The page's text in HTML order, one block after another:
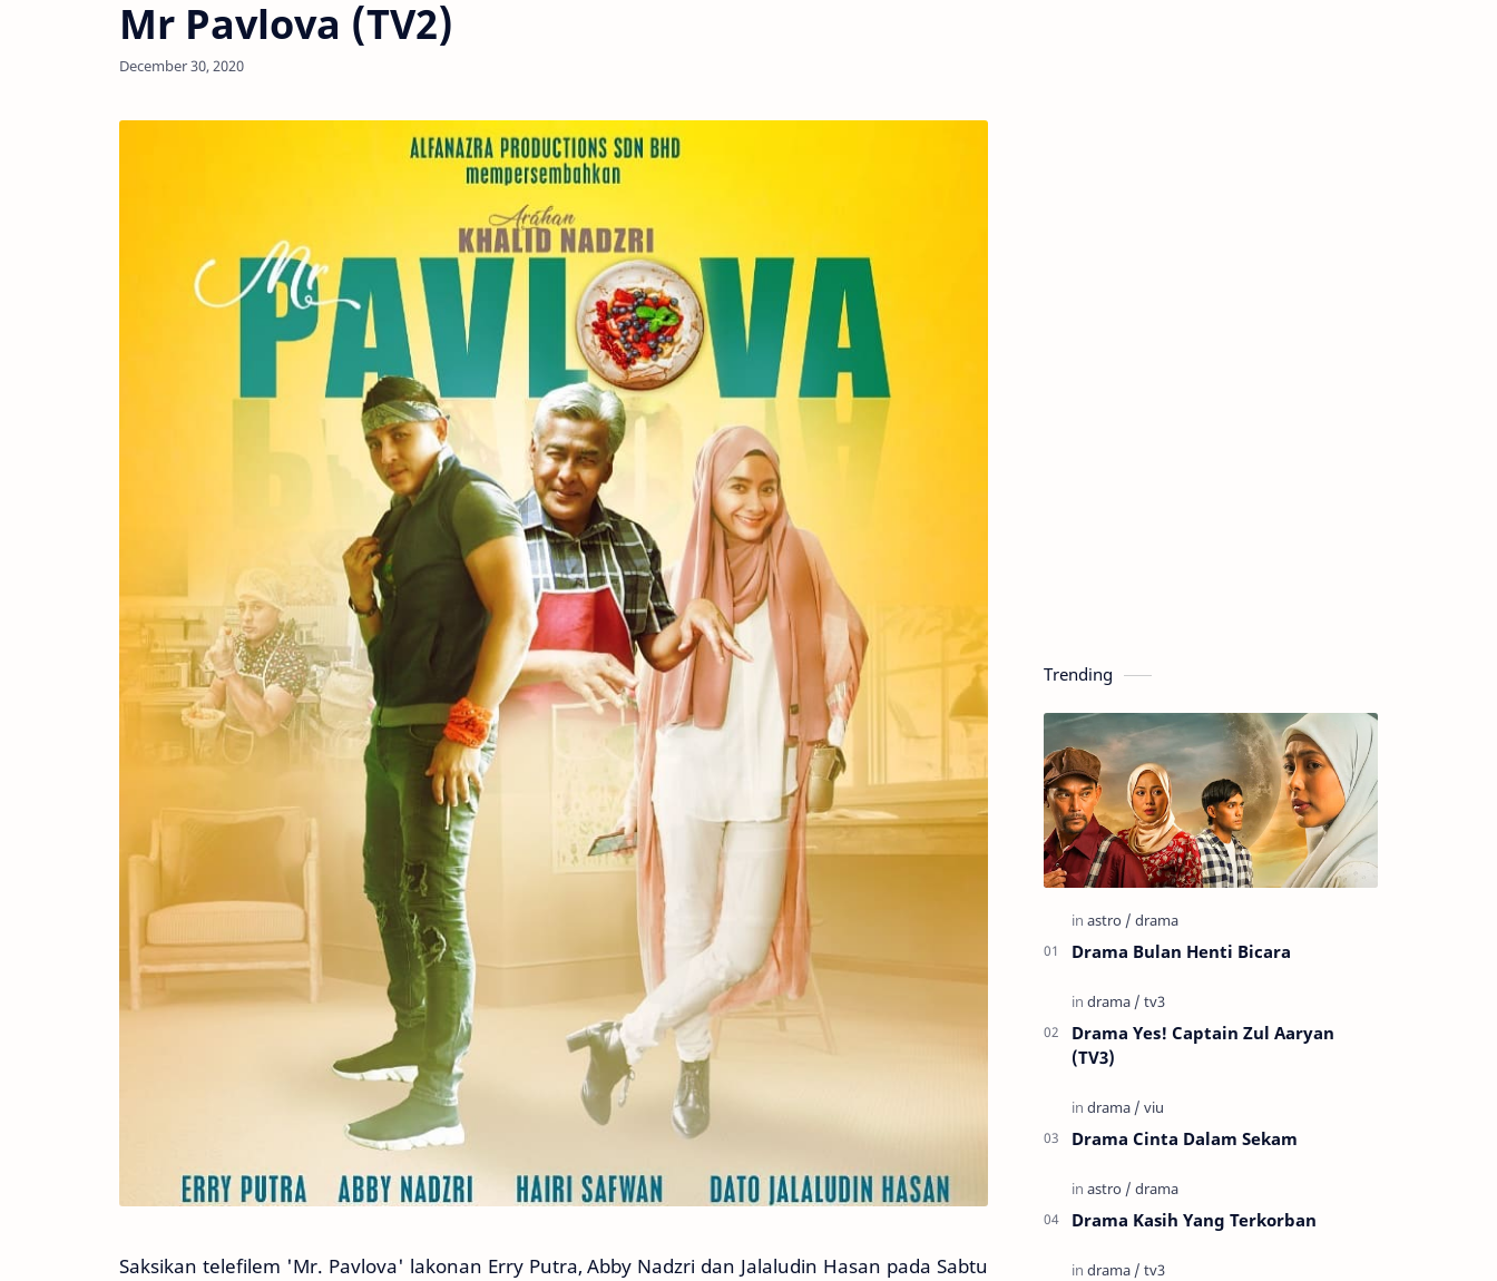
Mr Pavlova (TV2)
Saksikan telefilem 'Mr. Pavlova' lakonan Erry Putra, Abby Nadzri dan Jalaludin Hasan pada Sabtu
Trending
Drama Bulan Henti Bicara
Drama Yes! Captain Zul Aaryan
(TV3)
Drama Cinta Dalam Sekam
Drama Kasih Yang Terkorban